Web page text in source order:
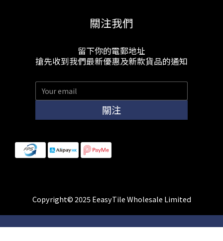
關注我們
留下你的電郵地址
搶先收到我們最新優惠及新款貨品的通知
關注
Copyright© 2025 EeasyTile Wholesale Limited